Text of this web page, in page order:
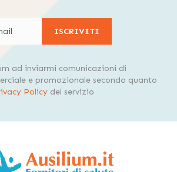
ISCRIVITI
ad inviarmi comunicazioni di
e promozionale secondo quanto
Policy del servizio